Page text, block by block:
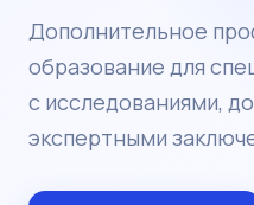
Дополнительное
образование для
с исследованиями,
экспертными